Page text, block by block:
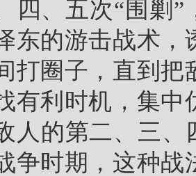
四、五次“围剿
东的游击战术，
打圈子，直到把
有利时机，集
人的第二、三、
争时期，这种战